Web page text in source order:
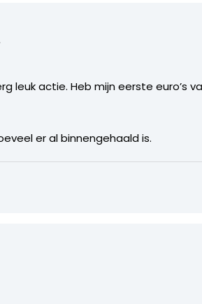
leuk actie. Heb mijn eerste
er al binnengehaald is.